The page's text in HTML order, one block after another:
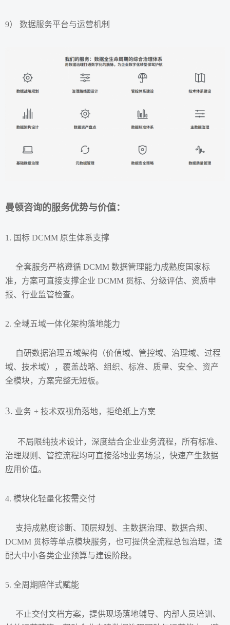
9） 数据服务平台与运营机制
曼顿咨询的服务优势与价值：
1. 国标 DCMM 原生体系支撑
全套服务严格遵循 DCMM 数据管理能力成熟度国家标
准，方案可直接支撑企业 DCMM 贯标、分级评估、资质申
报、行业监管检查。
2. 全域五域一体化架构落地能力
自研数据治理五域架构（价值域、管控域、治理域、过程
域、技术域），覆盖战略、组织、标准、质量、安全、资产
全模块，方案完整无短板。
3. 业务 + 技术双视角落地，拒绝纸上方案
不局限纯技术设计，深度结合企业业务流程，所有标准、
治理规则、管控流程均可直接落地业务场景，快速产生数据
应用价值。
4. 模块化轻量化按需交付
支持成熟度诊断、顶层规划、主数据治理、数据合规、
DCMM 贯标等单点模块服务，也可提供全流程总包治理，适
配大中小各类企业预算与建设阶段。
5. 全周期陪伴式赋能
不止交付文档方案，提供现场落地辅导、内部人员培训、